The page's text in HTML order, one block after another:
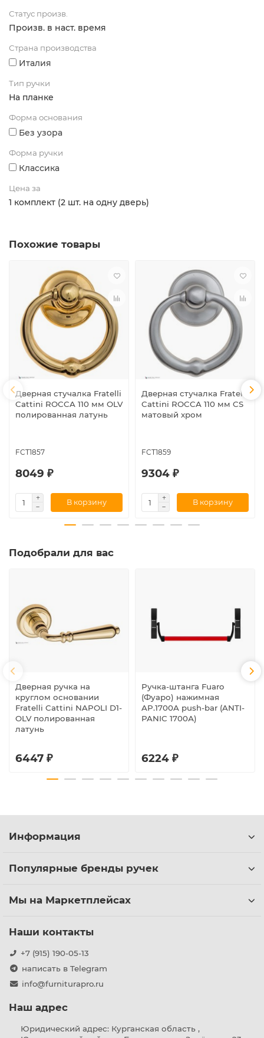
Статус произв.
Произв. в наст. время
Страна производства
Италия
Тип ручки
На планке
Форма основания
Без узора
Форма ручки
Классика
Цена за
1 комплект (2 шт. на одну дверь)
Похожие товары
Дверная стучалка Fratelli
Cattini ROCCA 110 мм OLV
полированная латунь
FCT1857
8049 ₽
В корзину
Дверная стучалка Fratelli
Cattini ROCCA 110 мм CS
матовый хром
FCT1859
9304 ₽
В корзину
Подобрали для вас
Дверная ручка на
круглом основании
Fratelli Cattini NAPOLI D1-
OLV полированная
латунь
6447 ₽
Ручка-штанга Fuaro
(Фуаро) нажимная
AP.1700A push-bar (ANTI-
PANIC 1700А)
6224 ₽
Информация
Популярные бренды ручек
Мы на Маркетплейсах
Наши контакты
+7 (915) 190-05-13
написать в Telegram
info@furniturapro.ru
Наш адрес
Юридический адрес: Курганская область ,